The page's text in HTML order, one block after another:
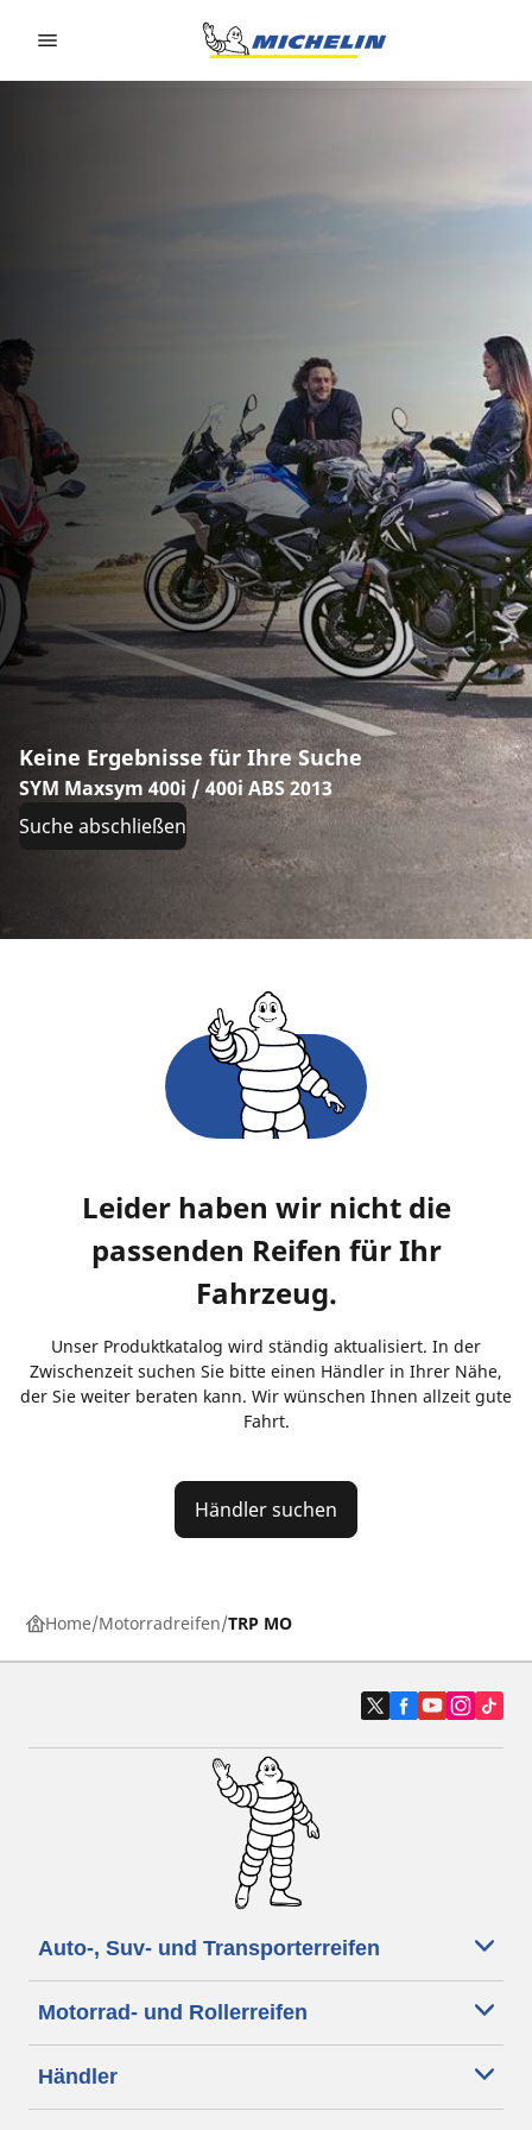
Keine Ergebnisse für Ihre Suche
SYM Maxsym 400i / 400i ABS 2013
Suche abschließen
Leider haben wir nicht die
passenden Reifen für Ihr
Fahrzeug.
Unser Produktkatalog wird ständig aktualisiert. In der
Zwischenzeit suchen Sie bitte einen Händler in Ihrer Nähe,
der Sie weiter beraten kann. Wir wünschen Ihnen allzeit gute
Fahrt.
Händler suchen
Home Motorradreifen TRP MO
Auto-, Suv- und Transporterreifen
Motorrad- und Rollerreifen
Händler